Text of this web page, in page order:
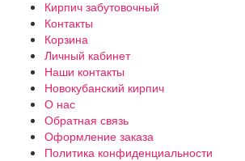
Кирпич забутовочный
Контакты
Корзина
Личный кабинет
Наши контакты
Новокубанский кирпич
О нас
Обратная связь
Оформление заказа
Политика конфиденциальности